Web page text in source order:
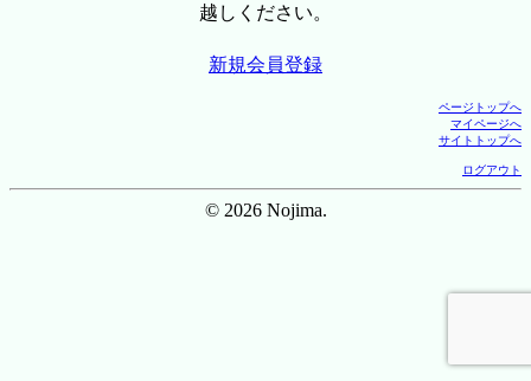
越しください。
新規会員登録
ページトップへ
マイページへ
サイトトップへ
ログアウト
© 2026 Nojima.